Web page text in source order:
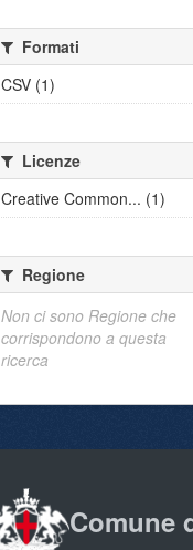
Formati
CSV (1)
Licenze
Creative Common... (1)
Regione
Non ci sono Regione che
corrispondono a questa
ricerca
Comune